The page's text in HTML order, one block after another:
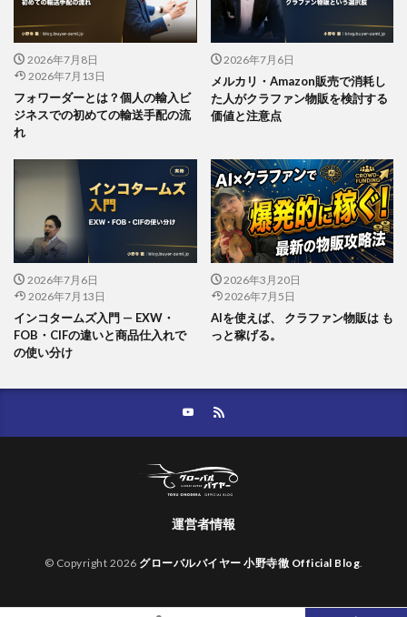
2026年7月8日
2026年7月13日
フォワーダーとは？個人の輸入ビ
ジネスでの初めての輸送手配の流
れ
2026年7月6日
メルカリ・Amazon販売で消耗し
た人がクラファン物販を検討する
価値と注意点
2026年7月6日
2026年7月13日
インコタームズ入門 — EXW・
FOB・CIFの違いと商品仕入れで
の使い分け
2026年3月20日
2026年7月5日
AIを使えば、 クラファン物販は も
っと稼げる。
運営者情報
© Copyright 2026 グローバルバイヤー 小野寺徹 Official Blog